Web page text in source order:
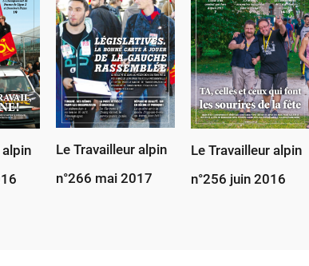
alpin
Le Travailleur alpin
n°266 mai 2017
Le Travailleur alpin
n°256 juin 2016